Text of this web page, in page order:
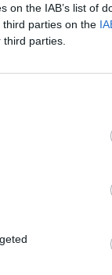
on the IAB’s list of
parties on the
parties.
reaktywację
o reaktywacji
zawodnicy
a YouBreak
MAD
w